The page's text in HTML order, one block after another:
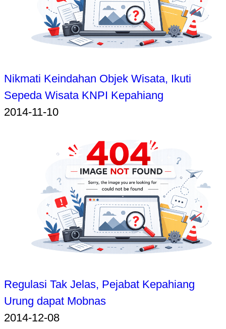
Nikmati Keindahan Objek Wisata, Ikuti
Sepeda Wisata KNPI Kepahiang
2014-11-10
Regulasi Tak Jelas, Pejabat Kepahiang
Urung dapat Mobnas
2014-12-08